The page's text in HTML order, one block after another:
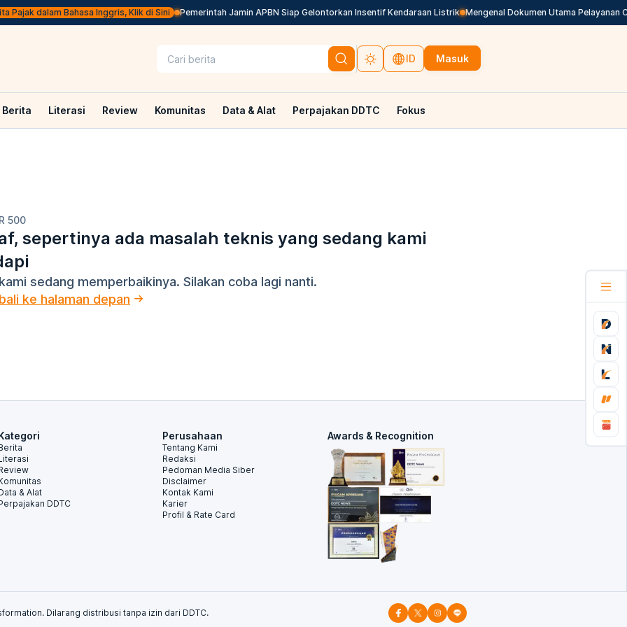
Pajak dalam Bahasa Inggris, Klik di Sini Pemerintah Jamin APBN Siap Gelontorkan Insentif Kendaraan Listrik Mengenal Dokumen Utama Pelayanan
ID Masuk
Berita Literasi Review Komunitas Data & Alat Perpajakan DDTC Fokus
500
sepertinya ada masalah teknis yang sedang kami
sedang memperbaikinya. Silakan coba lagi nanti.
ke halaman depan
& Alat
DDTC
Perusahaan
Tentang Kami
Redaksi
Pedoman Media Siber
Disclaimer
Kontak Kami
Karier
Profil & Rate Card
Awards & Recognition
Dilarang distribusi tanpa izin dari DDTC.